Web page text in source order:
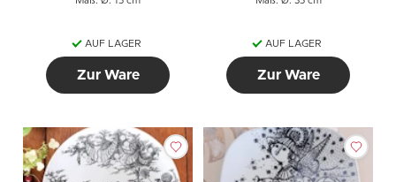
AUF LAGER
Zur Ware
AUF LAGER
Zur Ware